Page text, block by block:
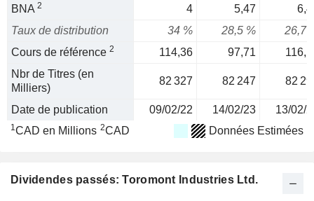
BNA 2 4 5,47
Taux de distribution
34 % 28,5 %
26,7
Cours de référence 2 114,36 97,71
Nbr de Titres (en
Milliers)
82 327 82 247 82
Date de publication 09/02/22 14/02/23 13/02/
1CAD en Millions 2CAD Données Estimées
Dividendes passés: Toromont Industries Ltd.